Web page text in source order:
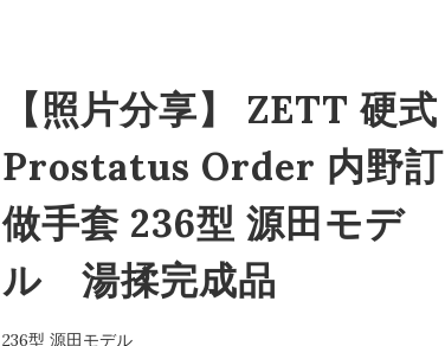
【照片分享】 ZETT 硬式
Prostatus Order 内野訂
做手套 236型 源田モデ
ル 湯揉完成品
236型 源田モデル